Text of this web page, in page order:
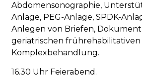
Abdomensonographie,
Anlage, PEG-Anlage, SPDK-
Anlegen von Briefen,
geriatrischen frührehabilitativen
Komplexbehandlung.
16.30 Uhr Feierabend.